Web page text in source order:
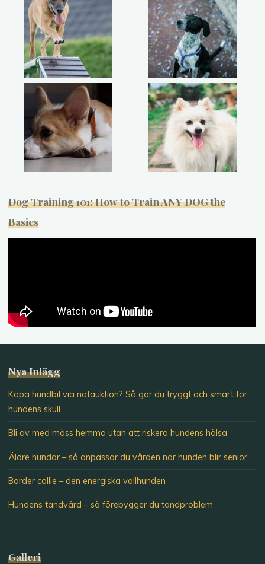
Dog Training 101: How to Train ANY DOG the
Basics
Nya Inlägg
Köpa hundbil via nätauktion? Så gör du tryggt och smart för
hundens skull
Bli av med möss hemma utan att riskera hundens hälsa
Äldre hundar – så anpassar du vården när hunden blir senior
Border collie – den energiska vallhunden
Hundens tandvård – så förebygger du tandproblem
Galleri